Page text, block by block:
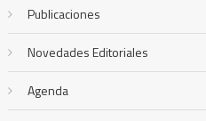
Publicaciones
Novedades Editoriales
Agenda